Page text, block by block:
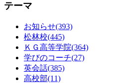
テーマ
お知らせ(393)
松林校(445)
ＫＧ高等学院(364)
学びのコーチ(27)
英会話(385)
高校部(11)